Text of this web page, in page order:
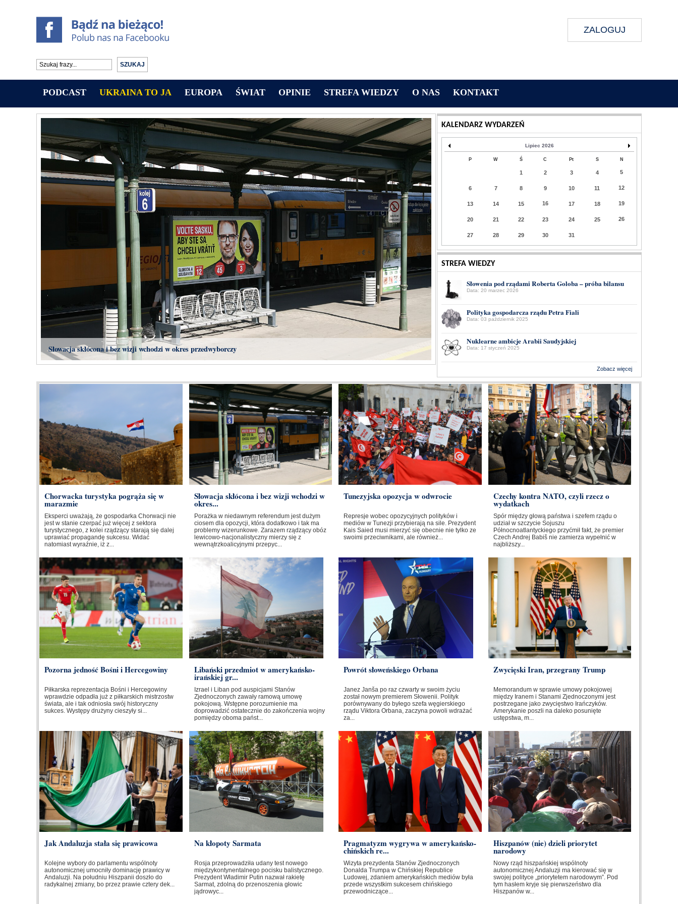
ZALOGUJ
PODCAST UKRAINA TO JA EUROPA ŚWIAT OPINIE STREFA WIEDZY O NAS KONTAKT
Słowacja skłócona i bez wizji wchodzi w okres przedwyborczy
KALENDARZ WYDARZEŃ
Lipiec 2026
P W Ś C Pt S N
1 2 3 4 5
6 7 8 9 10 11 12
13 14 15 16 17 18 19
20 21 22 23 24 25 26
27 28 29 30 31
STREFA WIEDZY
Słowenia pod rządami Roberta Goloba – próba bilansu
Data: 20 marzec 2026
Polityka gospodarcza rządu Petra Fiali
Data: 03 październik 2025
Nuklearne ambicje Arabii Saudyjskiej
Data: 17 styczeń 2025
Zobacz więcej
Wykonanie:Delta Interactive
Chorwacka turystyka pogrąża się w
marazmie
Eksperci uważają, że gospodarka Chorwacji nie
jest w stanie czerpać już więcej z sektora
turystycznego, z kolei rządzący starają się dalej
uprawiać propagandę sukcesu. Widać
natomiast wyraźnie, iż z...
Słowacja skłócona i bez wizji wchodzi w
okres...
Porażka w niedawnym referendum jest dużym
ciosem dla opozycji, która dodatkowo i tak ma
problemy wizerunkowe. Zarazem rządzący obóz
lewicowo-nacjonalistyczny mierzy się z
wewnątrzkoalicyjnymi przepyc...
Tunezyjska opozycja w odwrocie
Represje wobec opozycyjnych polityków i
mediów w Tunezji przybierają na sile. Prezydent
Kais Saied musi mierzyć się obecnie nie tylko ze
swoimi przeciwnikami, ale również...
Czechy kontra NATO, czyli rzecz o
wydatkach
Spór między głową państwa i szefem rządu o
udział w szczycie Sojuszu
Północnoatlantyckiego przyćmił fakt, że premier
Czech Andrej Babiš nie zamierza wypełnić w
najbliższy...
Pozorna jedność Bośni i Hercegowiny
Piłkarska reprezentacja Bośni i Hercegowiny
wprawdzie odpadła już z piłkarskich mistrzostw
świata, ale i tak odniosła swój historyczny
sukces. Występy drużyny cieszyły si...
Libański przedmiot w amerykańsko-
irańskiej gr...
Izrael i Liban pod auspicjami Stanów
Zjednoczonych zawały ramową umowę
pokojową. Wstępne porozumienie ma
doprowadzić ostatecznie do zakończenia wojny
pomiędzy oboma państ...
Powrót słoweńskiego Orbana
Janez Janša po raz czwarty w swoim życiu
został nowym premierem Słowenii. Polityk
porównywany do byłego szefa węgierskiego
rządu Viktora Orbana, zaczyna powoli wdrażać
za...
Zwycięski Iran, przegrany Trump
Memorandum w sprawie umowy pokojowej
między Iranem i Stanami Zjednoczonymi jest
postrzegane jako zwycięstwo Irańczyków.
Amerykanie poszli na daleko posunięte
ustępstwa, m...
Jak Andaluzja stała się prawicowa
Kolejne wybory do parlamentu wspólnoty
autonomicznej umocniły dominację prawicy w
Andaluzji. Na południu Hiszpanii doszło do
radykalnej zmiany, bo przez prawie cztery dek...
Na kłopoty Sarmata
Rosja przeprowadziła udany test nowego
międzykontynentalnego pocisku balistycznego.
Prezydent Władimir Putin nazwał rakietę
Sarmat, zdolną do przenoszenia głowic
jądrowyc...
Pragmatyzm wygrywa w amerykańsko-
chińskich re...
Wizyta prezydenta Stanów Zjednoczonych
Donalda Trumpa w Chińskiej Republice
Ludowej, zdaniem amerykańskich mediów była
przede wszystkim sukcesem chińskiego
przewodniczące...
Hiszpanów (nie) dzieli priorytet
narodowy
Nowy rząd hiszpańskiej wspólnoty
autonomicznej Andaluzji ma kierować się w
swojej polityce „priorytetem narodowym”. Pod
tym hasłem kryje się pierwszeństwo dla
Hiszpanów w...